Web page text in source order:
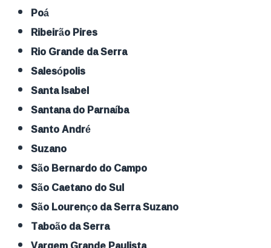
Poá
Ribeirão Pires
Rio Grande da Serra
Salesópolis
Santa Isabel
Santana do Parnaíba
Santo André
Suzano
São Bernardo do Campo
São Caetano do Sul
São Lourenço da Serra Suzano
Taboão da Serra